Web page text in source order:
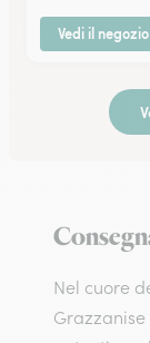
Vedi il negozio
Nel cuore